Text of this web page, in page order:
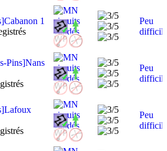
1
Peu
Pins]Nans
Peu
Peu